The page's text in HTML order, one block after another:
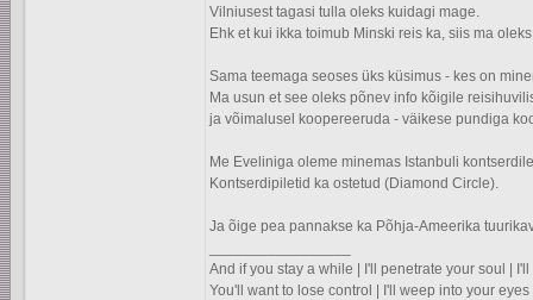
Vilniusest tagasi tulla oleks kuidagi mage.
Ehk et kui ikka toimub Minski reis ka, siis ma
Sama teemaga seoses üks küsimus - kes on
Ma usun et see oleks põnev info kõigile
ja võimalusel koopereeruda - väikese pundiga
Me Eveliniga oleme minemas Istanbuli
Kontserdipiletid ka ostetud (Diamond Circle).
Ja õige pea pannakse ka Põhja-Ameerika
And if you stay a while | I'll penetrate your soul |
You'll want to lose control | I'll weep into your